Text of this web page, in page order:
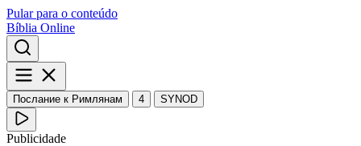
Pular para o conteúdo
Bíblia Online
Послание к Римлянам 4 SYNOD
Publicidade